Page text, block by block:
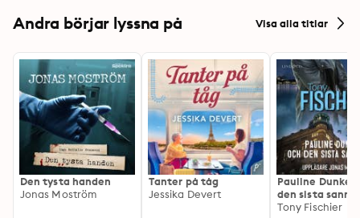
Andra börjar lyssna på Visa alla titlar
Den tysta handen
Jonas Moström
Tanter på tåg
Jessika Devert
Pauline Dunker
den sista
Tony Fischier